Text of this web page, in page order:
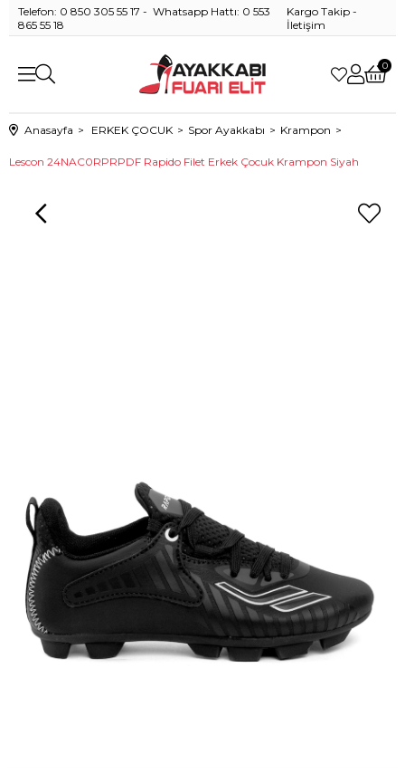
Telefon: 0 850 305 55 17 - Whatsapp Hattı: 0 553
865 55 18
Kargo Takip -
İletişim
0
Anasayfa ERKEK ÇOCUK Spor Ayakkabı Krampon
Lescon 24NAC0RPRPDF Rapido Filet Erkek Çocuk Krampon Siyah